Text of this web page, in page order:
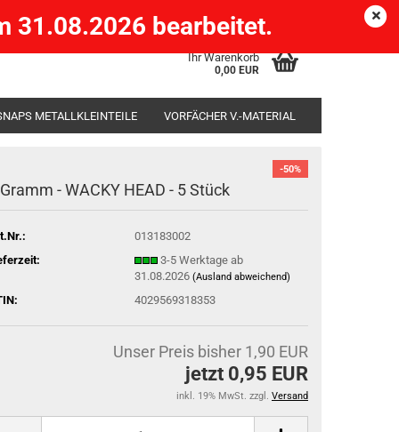
) Kundenlogin
Ihr Warenkorb
0,00 EUR
31.08.2026 bearbeitet.
METALLKLEINTEILE VORFÄCHER V.-MATERIAL
-50%
- WACKY HEAD - 5 Stück
013183002
3-5 Werktage ab
31.08.2026 (Ausland abweichend)
4029569318353
Unser Preis bisher 1,90 EUR
jetzt 0,95 EUR
inkl. 19% MwSt. zzgl. Versand